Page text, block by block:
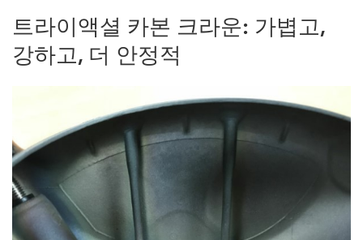
트라이액셜 카본 크라운: 가볍고,
강하고, 더 안정적